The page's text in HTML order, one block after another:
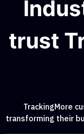
trust
TrackingMore
transforming their